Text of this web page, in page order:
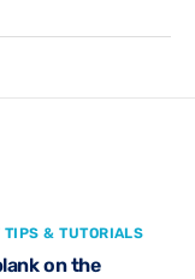
TIPS & TUTORIALS
on the